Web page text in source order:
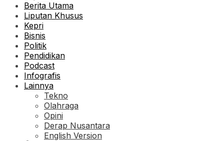
Berita Utama
Liputan Khusus
Kepri
Bisnis
Politik
Pendidikan
Podcast
Infografis
Lainnya
Tekno
Olahraga
Opini
Derap Nusantara
English Version